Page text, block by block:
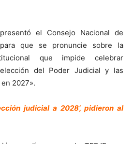
el Consejo Nacional de
que se pronuncie sobre la
que impide celebrar
del Poder Judicial y las
2027».
judicial a 2028’, pidieron al